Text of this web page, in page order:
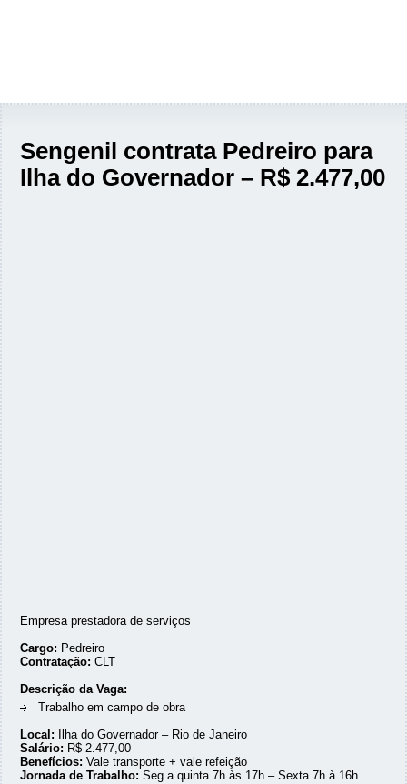
Sengenil contrata Pedreiro para
Ilha do Governador – R$ 2.477,00
Empresa prestadora de serviços
Cargo: Pedreiro
Contratação: CLT
Descrição da Vaga:
Trabalho em campo de obra
Local:
Ilha do Governador – Rio de Janeiro
Salário: R$ 2.477,00
Benefícios: Vale transporte + vale refeição
Jornada de Trabalho: Seg a quinta 7h às 17h – Sexta 7h à 16h